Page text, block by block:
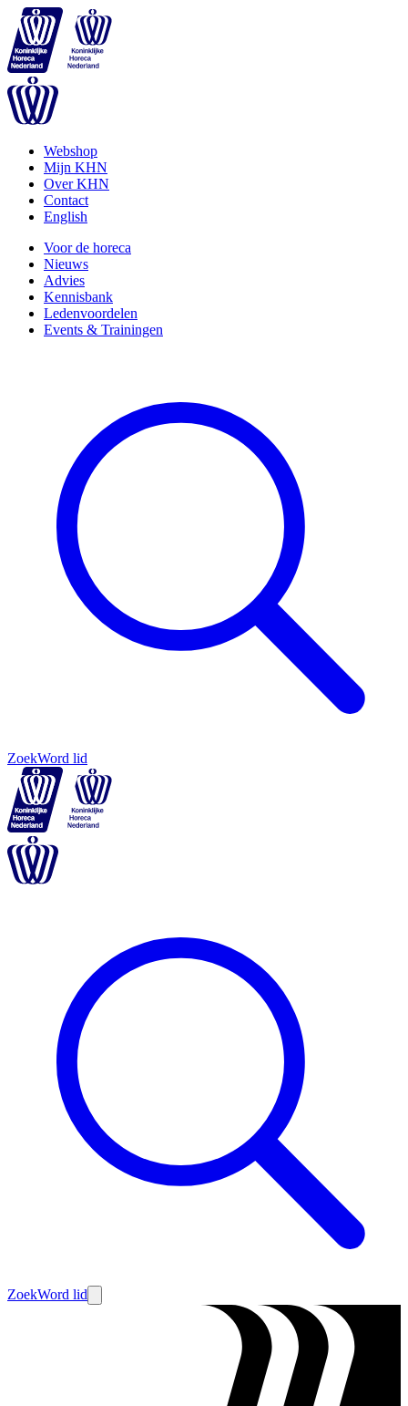
Webshop
Mijn KHN
Over KHN
Contact
English
Voor de horeca
Nieuws
Advies
Kennisbank
Ledenvoordelen
Events & Trainingen
ZoekWord lid
ZoekWord lid